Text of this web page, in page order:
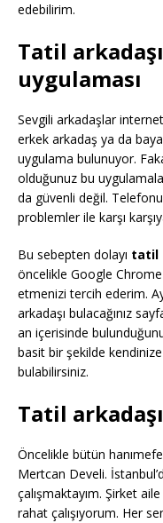
edebilirim.
Tatil
uygulaması
Sevgili arkadaşlar
erkek arkadaş ya da
uygulama bulunuyor.
olduğunuz bu
da güvenli değil.
problemler ile karşı
Bu sebepten dolayı tatil
öncelikle Google
etmenizi tercih ederim.
arkadaşı bulacağınız
an içerisinde
basit bir şekilde
bulabilirsiniz.
Tatil
Öncelikle bütün
Mertcan Develi.
çalışmaktayım. Şirket
rahat çalışıyorum. Her